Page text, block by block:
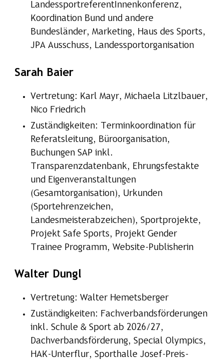
LandessportreferentInnenkonferenz,
Koordination Bund und andere
Bundesländer, Marketing, Haus des Sports,
JPA Ausschuss, Landessportorganisation
Sarah Baier
Vertretung: Karl Mayr, Michaela Litzlbauer,
Nico Friedrich
Zuständigkeiten: Terminkoordination für
Referatsleitung, Büroorganisation,
Buchungen SAP inkl.
Transparenzdatenbank, Ehrungsfestakte
und Eigenveranstaltungen
(Gesamtorganisation), Urkunden
(Sportehrenzeichen,
Landesmeisterabzeichen), Sportprojekte,
Projekt Safe Sports, Projekt Gender
Trainee Programm, Website-Publisherin
Walter Dungl
Vertretung: Walter Hemetsberger
Zuständigkeiten: Fachverbandsförderungen
inkl. Schule & Sport ab 2026/27,
Dachverbandsförderung, Special Olympics,
HAK-Unterflur, Sporthalle Josef-Preis-